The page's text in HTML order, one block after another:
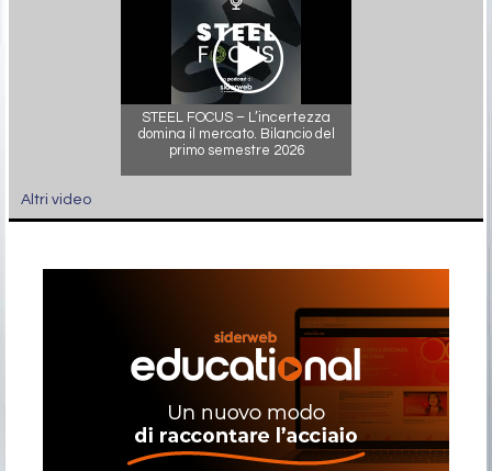
STEEL FOCUS – L’incertezza
domina il mercato. Bilancio del
primo semestre 2026
Altri video